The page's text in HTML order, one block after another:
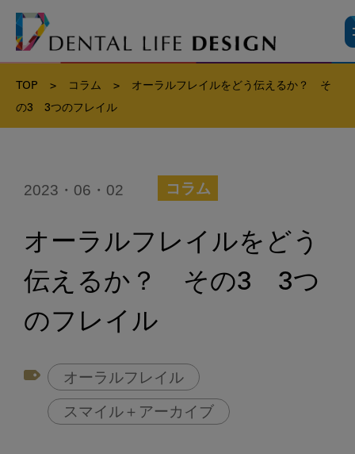
TOP > コラム >
オーラルフレイルをどう伝えるか？ そ
の3 3つのフレイル
2023・06・02 コラム
オーラルフレイルをどう
伝えるか？ その3 3つ
のフレイル
オーラルフレイル
スマイル＋アーカイブ